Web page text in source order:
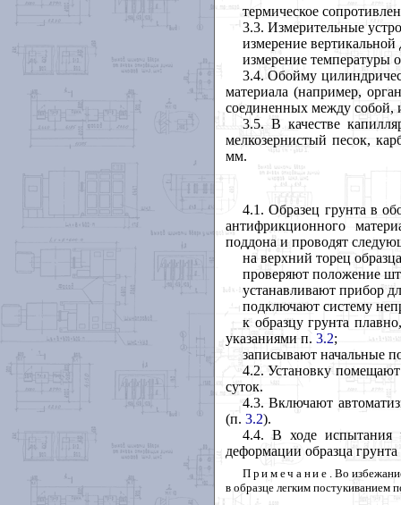
термическое
3.3. Измерительные
измерение
измерение температуры
3.4. Обойму
материала (например,
соединенных между собой,
3.5. В качестве
мелкозернистый песок,
мм.
4.1 . Образец грунта в
антифрикционного
поддона и проводят
на верхний торец
проверяют положение
устанавливают прибор
подключают систему
к образцу грунта
указаниями п. 3.2;
записывают начальные
4.2. Установку
суток.
4.3. Включают
(п. 3.2).
4.4. В ходе испытания
деформации образца
Примечание . Во
в образце легким постукиванием